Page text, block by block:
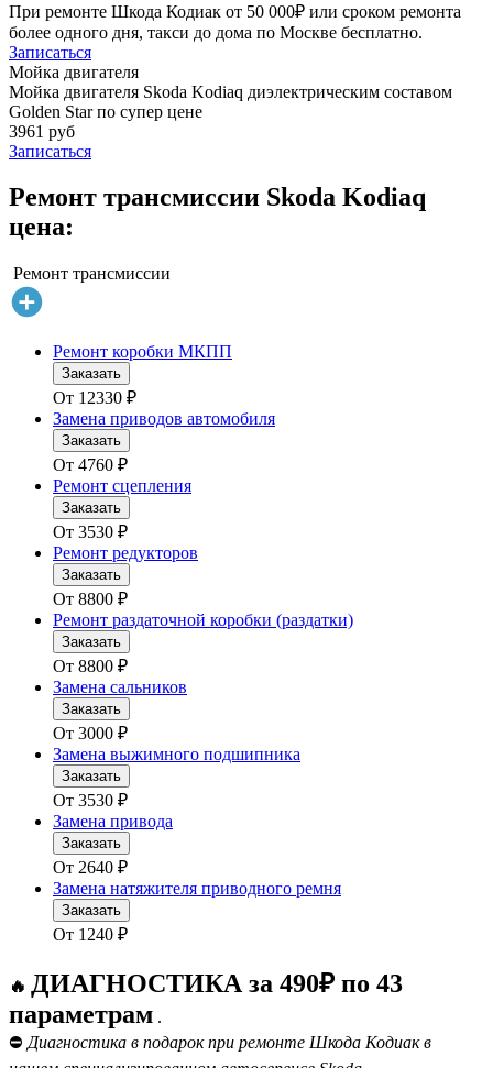
При ремонте Шкода Кодиак от 50 000₽ или сроком ремонта
более одного дня, такси до дома по Москве бесплатно.
Записаться
Мойка двигателя
Мойка двигателя Skoda Kodiaq диэлектрическим составом
Golden Star по супер цене
3961 руб
Записаться
Ремонт трансмиссии Skoda Kodiaq
цена:
Ремонт трансмиссии
Ремонт коробки МКПП
Заказать
От 12330 ₽
Замена приводов автомобиля
Заказать
От 4760 ₽
Ремонт сцепления
Заказать
От 3530 ₽
Ремонт редукторов
Заказать
От 8800 ₽
Ремонт раздаточной коробки (раздатки)
Заказать
От 8800 ₽
Замена сальников
Заказать
От 3000 ₽
Замена выжимного подшипника
Заказать
От 3530 ₽
Замена привода
Заказать
От 2640 ₽
Замена натяжителя приводного ремня
Заказать
От 1240 ₽
🔥 ДИАГНОСТИКА за 490₽ по 43
параметрам .
⛔ Диагностика в подарок при ремонте Шкода Кодиак в